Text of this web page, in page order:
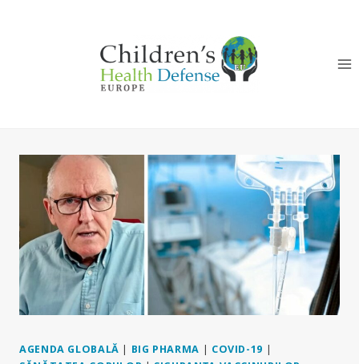
AGENDA GLOBALĂ | BIG PHARMA | COVID-19 |